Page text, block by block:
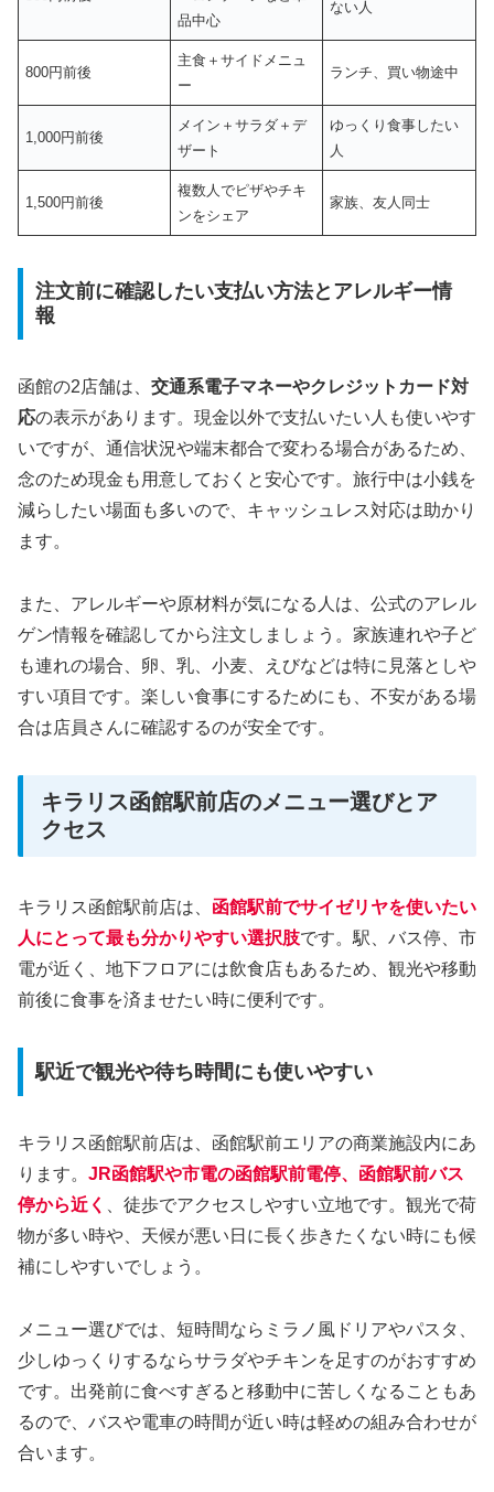
品中心
ない人
800円前後
主食＋サイドメニュ
ー
ランチ、買い物途中
1,000円前後
メイン＋サラダ＋デ
ザート
ゆっくり食事したい
人
1,500円前後
複数人でピザやチキ
ンをシェア
家族、友人同士
注文前に確認したい支払い方法とアレルギー情
報
函館の2店舗は、 交通系電子マネーやクレジットカード対
応の表示があります。現金以外で支払いたい人も使いやす
いですが、通信状況や端末都合で変わる場合があるため、
念のため現金も用意しておくと安心です。旅行中は小銭を
減らしたい場面も多いので、キャッシュレス対応は助かり
ます。
また、アレルギーや原材料が気になる人は、公式のアレル
ゲン情報を確認してから注文しましょう。家族連れや子ど
も連れの場合、卵、乳、小麦、えびなどは特に見落としや
すい項目です。楽しい食事にするためにも、不安がある場
合は店員さんに確認するのが安全です。
キラリス函館駅前店のメニュー選びとア
クセス
キラリス函館駅前店は、 函館駅前でサイゼリヤを使いたい
人にとって最も分かりやすい選択肢です。駅、バス停、市
電が近く、地下フロアには飲食店もあるため、観光や移動
前後に食事を済ませたい時に便利です。
駅近で観光や待ち時間にも使いやすい
キラリス函館駅前店は、函館駅前エリアの商業施設内にあ
ります。 JR函館駅や市電の函館駅前電停、函館駅前バス
停から近く
、徒歩でアクセスしやすい立地です。観光で荷
物が多い時や、天候が悪い日に長く歩きたくない時にも候
補にしやすいでしょう。
メニュー選びでは、短時間ならミラノ風ドリアやパスタ、
少しゆっくりするならサラダやチキンを足すのがおすすめ
です。出発前に食べすぎると移動中に苦しくなることもあ
るので、バスや電車の時間が近い時は軽めの組み合わせが
合います。